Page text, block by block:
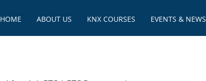
HOME ABOUT US KNX COURSES EVENTS & NEWS